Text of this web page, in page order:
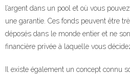
l’argent dans un pool et où vous
une garantie. Ces fonds peuvent être
déposés dans le monde entier et ne
financière privée à laquelle vous
Il existe également un concept connu